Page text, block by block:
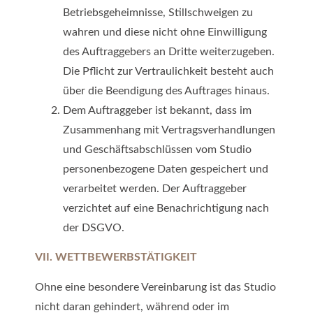
Betriebsgeheimnisse, Stillschweigen zu
wahren und diese nicht ohne Einwilligung
des Auftraggebers an Dritte weiterzugeben.
Die Pflicht zur Vertraulichkeit besteht auch
über die Beendigung des Auftrages hinaus.
Dem Auftraggeber ist bekannt, dass im
Zusammenhang mit Vertragsverhandlungen
und Geschäftsabschlüssen vom Studio
personenbezogene Daten gespeichert und
verarbeitet werden. Der Auftraggeber
verzichtet auf eine Benachrichtigung nach
der DSGVO.
VII. WETTBEWERBSTÄTIGKEIT
Ohne eine besondere Vereinbarung ist das Studio
nicht daran gehindert, während oder im